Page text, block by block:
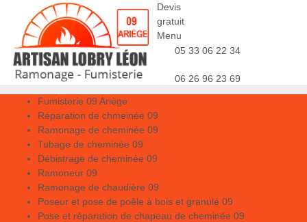
Devis
gratuit
Menu
05 33 06 22 34
06 26 96 23 69
Fumisterie 09 Ariège
Réparation de chmeinée 09
Ramonage de cheminée 09
Tubage de cheminée 09
Débistrage de cheminée 09
Ramoneur 09
Ramonage de chaudière 09
Poseur et pose de poêle à bois et granulé 09
Pose et réparation de chapeau de cheminée 09